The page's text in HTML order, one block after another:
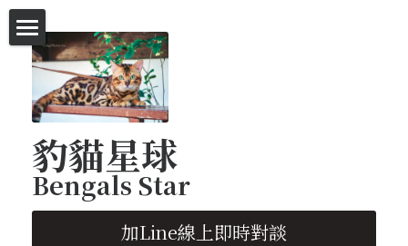
豹貓星球
Bengals Star
加Line線上即時對談
首頁
等家的豹貓
等家的豹貓-特價區
英短-代售區
塞爾凱克捲毛貓-代售區